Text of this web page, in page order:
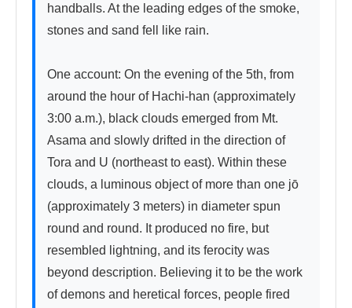
handballs. At the leading edges of the smoke,
stones and sand fell like rain.
One account: On the evening of the 5th, from
around the hour of Hachi-han (approximately
3:00 a.m.), black clouds emerged from Mt.
Asama and slowly drifted in the direction of
Tora and U (northeast to east). Within these
clouds, a luminous object of more than one jō
(approximately 3 meters) in diameter spun
round and round. It produced no fire, but
resembled lightning, and its ferocity was
beyond description. Believing it to be the work
of demons and heretical forces, people fired